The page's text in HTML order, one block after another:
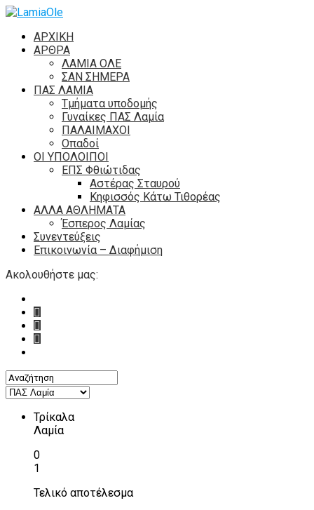
ΑΡΧΙΚΗ
ΑΡΘΡΑ
ΛΑΜΙΑ ΟΛΕ
ΣΑΝ ΣΗΜΕΡΑ
ΠΑΣ ΛΑΜΙΑ
Τμήματα υποδομής
Γυναίκες ΠΑΣ Λαμία
ΠΑΛΑΙΜΑΧΟΙ
Οπαδοί
ΟΙ ΥΠΟΛΟΙΠΟΙ
ΕΠΣ Φθιώτιδας
Αστέρας Σταυρού
Κηφισσός Κάτω Τιθορέας
ΑΛΛΑ ΑΘΛΗΜΑΤΑ
Έσπερος Λαμίας
Συνεντεύξεις
Επικοινωνία – Διαφήμιση
Ακολουθήστε μας:
Τρίκαλα
Λαμία
0
1
Τελικό αποτέλεσμα